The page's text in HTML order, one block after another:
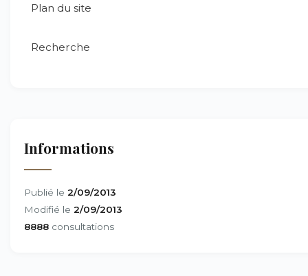
Plan du site
Recherche
Informations
Publié le 2/09/2013
Modifié le 2/09/2013
8888 consultations